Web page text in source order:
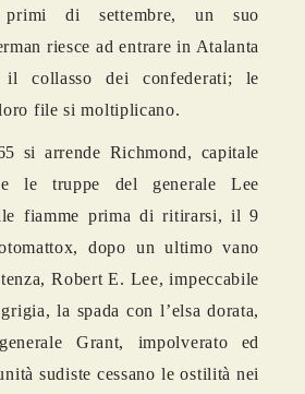
di settembre, un suo
riesce ad entrare in Atalanta
collasso dei confederati; le
file si moltiplicano.
si arrende Richmond, capitale
le truppe del generale Lee
fiamme prima di ritirarsi, il 9
dopo un ultimo vano
Robert E. Lee, impeccabile
la spada con l’elsa dorata,
Grant, impolverato ed
sudiste cessano le ostilità nei